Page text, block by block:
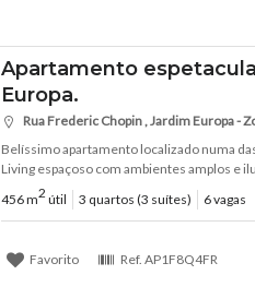
Apartamento
Europa.
Rua Frederic Chopin , Jardim Europa -
Belíssimo apartamento localizado numa
Living espaçoso com ambientes amplos e
456 m2 útil 3 quartos (3 suítes) 6 vagas
Favorito Ref. AP1F8Q4FR